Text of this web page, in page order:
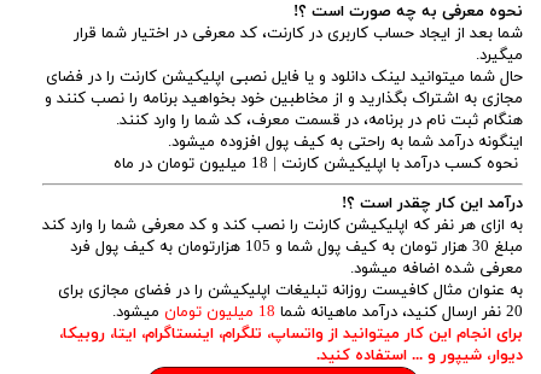
نحوه معرفی به چه صورت است ؟!
شما بعد از ایجاد حساب کاربری در کارنت، کد معرفی در اختیار شما قرار
میگیرد.
حال شما میتوانید لینک دانلود و یا فایل نصبی اپلیکیشن کارنت را در فضای
مجازی به اشتراک بگذارید و از مخاطبین خود بخواهید برنامه را نصب کنند و
هنگام ثبت نام در برنامه، در قسمت معرف، کد شما را وارد کنند.
اینگونه درآمد شما به راحتی به کیف پول افزوده میشود.
نحوه کسب درآمد با اپلیکیشن کارنت | 18 میلیون تومان در ماه
درآمد این کار چقدر است ؟!
به ازای هر نفر که اپلیکیشن کارنت را نصب کند و کد معرفی شما را وارد کند
مبلغ 30 هزار تومان به کیف پول شما و 105 هزارتومان به کیف پول فرد
معرفی شده اضافه میشود.
به عنوان مثال کافیست روزانه تبلیغات اپلیکیشن را در فضای مجازی برای
20 نفر ارسال کنید، درآمد ماهیانه شما
18 میلیون تومان
میشود.
برای انجام این کار میتوانید از واتساپ، تلگرام، اینستاگرام، ایتا، روبیکا،
دیوار، شیپور و ... استفاده کنید.